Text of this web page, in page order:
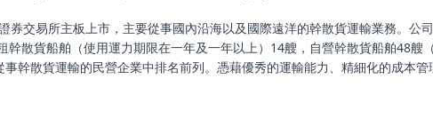
交易所主板上市，主要從事國內沿海以及國際遠洋的幹散貨運輸業務。公
散貨船舶（使用運力期限在一年及一年以上）14艘，自營幹散貨船舶48艘
幹散貨運輸的民營企業中排名前列。憑藉優秀的運輸能力、精細化的成本
為福建海通發展的香港分公司。